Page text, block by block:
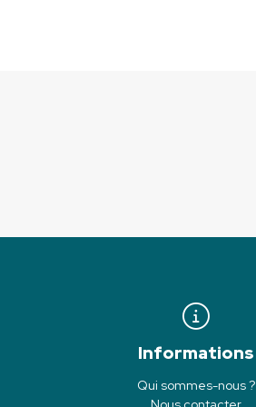
Informations
Qui sommes-nous ?